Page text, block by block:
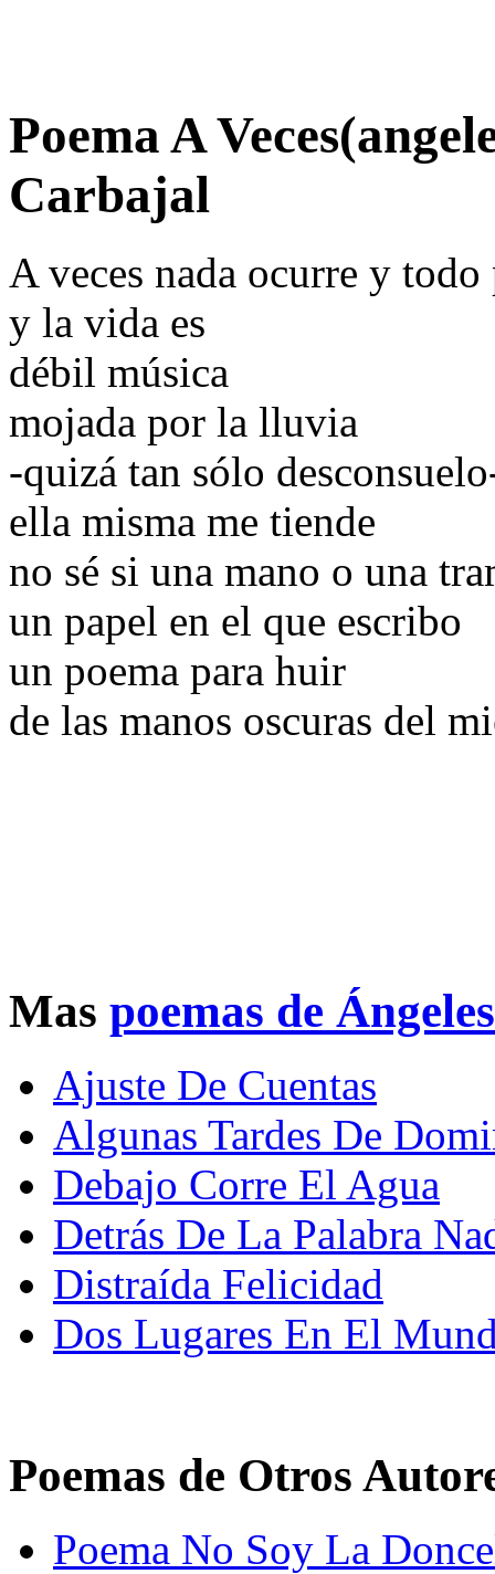
Poema A
Carbajal
A veces nada ocurre y todo
y la vida es
débil música
mojada por la lluvia
-quizá tan sólo
ella misma me tiende
no sé si una mano o una
un papel en el que escribo
un poema para huir
de las manos oscuras del
Mas poemas de
Ajuste De Cuentas
Algunas Tardes De
Debajo Corre El Agua
Detrás De La Palabra
Distraída Felicidad
Dos Lugares En El
Poemas de Otros
Poema No Soy La